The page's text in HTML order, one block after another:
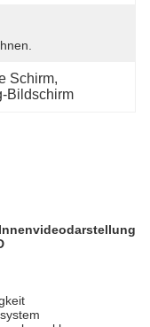
Schirm,
Bildschirm